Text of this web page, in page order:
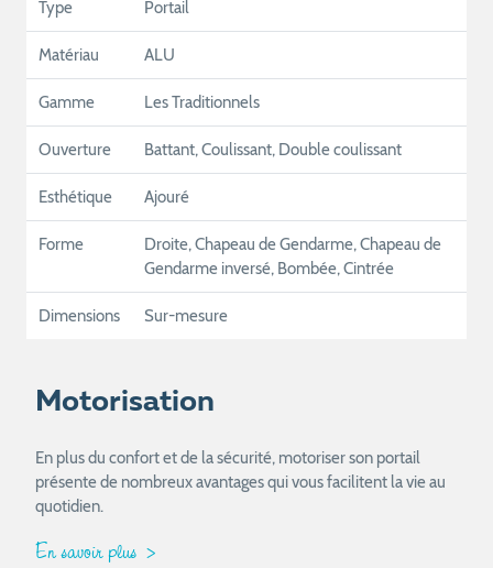
Type Portail
Matériau ALU
Gamme Les Traditionnels
Ouverture Battant, Coulissant, Double coulissant
Esthétique Ajouré
Forme
Droite, Chapeau de Gendarme, Chapeau de
Gendarme inversé, Bombée, Cintrée
Dimensions Sur-mesure
Motorisation
En plus du confort et de la sécurité, motoriser son portail
présente de nombreux avantages qui vous facilitent la vie au
quotidien.
En savoir plus